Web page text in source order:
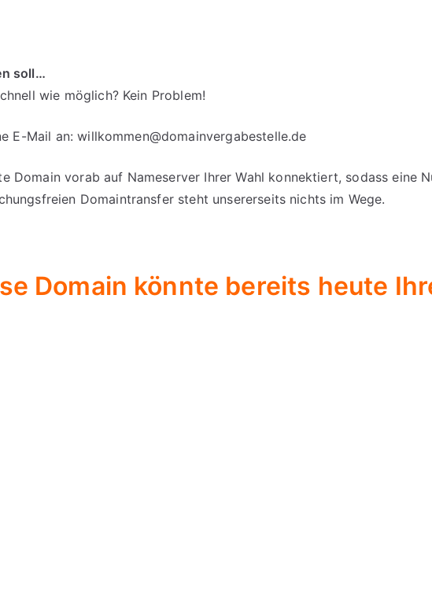
soll…
wie möglich? Kein Problem!
E-Mail an:willkommen@domainvergabestelle.de
Domain vorab auf Nameserver Ihrer Wahl konnektiert, sodass eine
Domaintransfer steht unsererseits nichts im Wege.
Domain könnte bereits heute